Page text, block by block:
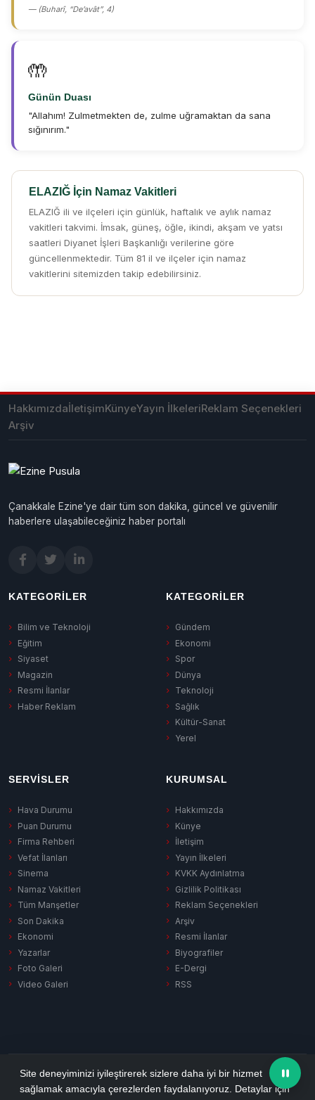
— (Buharî, “De’avât”, 4)
🤲
Günün Duası
"Allahım! Zulmetmekten de, zulme uğramaktan da sana
sığınırım."
ELAZIĞ İçin Namaz Vakitleri
ELAZIĞ ili ve ilçeleri için günlük, haftalık ve aylık namaz
vakitleri takvimi. İmsak, güneş, öğle, ikindi, akşam ve yatsı
saatleri Diyanet İşleri Başkanlığı verilerine göre
güncellenmektedir. Tüm 81 il ve ilçeler için namaz
vakitlerini sitemizden takip edebilirsiniz.
HakkımızdaİletişimKünyeYayın İlkeleriReklam Seçenekleri
Arşiv
Çanakkale Ezine'ye dair tüm son dakika, güncel ve güvenilir
haberlere ulaşabileceğiniz haber portalı
KATEGORILER
Bilim ve Teknoloji
Eğitim
Siyaset
Magazin
Resmi İlanlar
Haber Reklam
KATEGORILER
Gündem
Ekonomi
Spor
Dünya
Teknoloji
Sağlık
Kültür-Sanat
Yerel
SERVISLER
Hava Durumu
Puan Durumu
Firma Rehberi
Vefat İlanları
Sinema
Namaz Vakitleri
Tüm Manşetler
Son Dakika
Ekonomi
Yazarlar
Foto Galeri
Video Galeri
KURUMSAL
Hakkımızda
Künye
İletişim
Yayın İlkeleri
KVKK Aydınlatma
Gizlilik Politikası
Reklam Seçenekleri
Arşiv
Resmi İlanlar
Biyografiler
E-Dergi
RSS
Gizlilik Politikası KVKK AydınlatmaÇerez PolitikasıRSS
© 2026 Ezine Pusula. Tüm hakları saklıdır.
Site deneyiminizi iyileştirerek sizlere daha iyi bir hizmet
sağlamak amacıyla çerezlerden faydalanıyoruz. Detaylar için